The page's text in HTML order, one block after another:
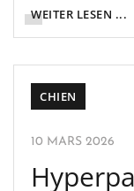
WEITER LESEN ...
CHIEN
10 MARS 2026